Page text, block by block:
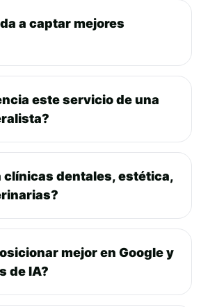
a captar mejores
este servicio de una
clínicas dentales, estética,
mejor en Google y
de IA?